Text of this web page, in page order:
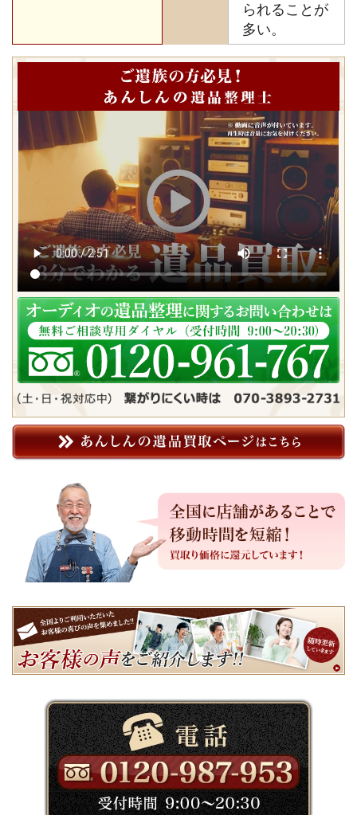
られることが
多い。